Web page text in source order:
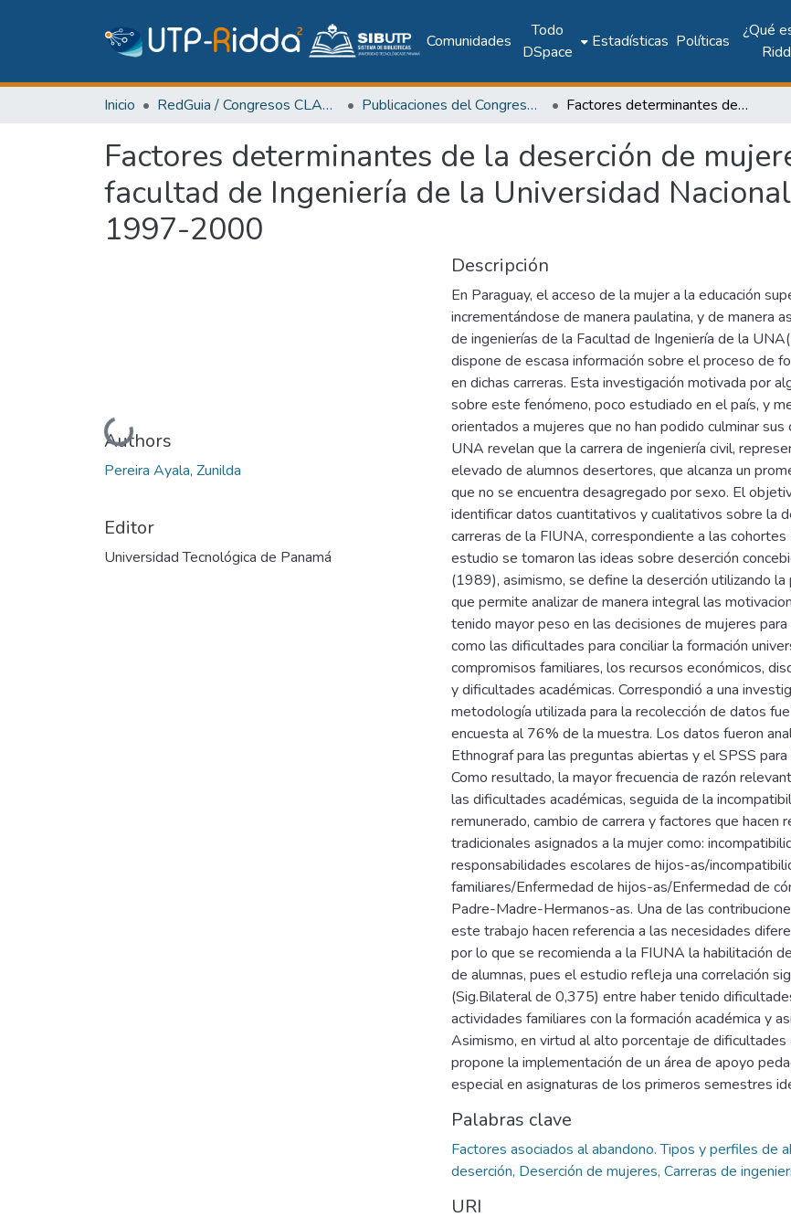
Comunidades
Todo
DSpace
Estadísticas Políticas
¿Qué
Inicio RedGuia / Congresos CLABES Publicaciones del Congreso Internacional CLABES Factores determinantes de la deserción de mujeres en carreras de la facultad de Ingeniería de la Universidad Nacional de Asunción – Fiuna, 1997-2000
Factores determinantes de la deserción de
facultad de Ingeniería de la Universidad
1997-2000
Cargando...
Authors
Pereira Ayala, Zunilda
Editor
Universidad Tecnológica de Panamá
Descripción
En Paraguay, el acceso de la mujer a la educación
incrementándose de manera paulatina, y de manera
de ingenierías de la Facultad de Ingeniería de la
dispone de escasa información sobre el proceso de
en dichas carreras. Esta investigación motivada por
sobre este fenómeno, poco estudiado en el país, y
orientados a mujeres que no han podido culminar sus
UNA revelan que la carrera de ingeniería civil,
elevado de alumnos desertores, que alcanza un
que no se encuentra desagregado por sexo. El
identificar datos cuantitativos y cualitativos sobre la
carreras de la FIUNA, correspondiente a las
estudio se tomaron las ideas sobre deserción
(1989), asimismo, se define la deserción utilizando la
que permite analizar de manera integral las
tenido mayor peso en las decisiones de mujeres para
como las dificultades para conciliar la formación
compromisos familiares, los recursos económicos,
y dificultades académicas. Correspondió a una
metodología utilizada para la recolección de datos
encuesta al 76% de la muestra. Los datos fueron
Ethnograf para las preguntas abiertas y el SPSS
Como resultado, la mayor frecuencia de razón
las dificultades académicas, seguida de la
remunerado, cambio de carrera y factores que hacen
tradicionales asignados a la mujer como:
responsabilidades escolares de hijos-as/
familiares/Enfermedad de hijos-as/Enfermedad de
Padre-Madre-Hermanos-as. Una de las
este trabajo hacen referencia a las necesidades
por lo que se recomienda a la FIUNA la habilitación
de alumnas, pues el estudio refleja una correlación
(Sig.Bilateral de 0,375) entre haber tenido
actividades familiares con la formación académica y
Asimismo, en virtud al alto porcentaje de
propone la implementación de un área de apoyo
especial en asignaturas de los primeros semestres
Palabras clave
Factores asociados al abandono. Tipos y perfiles de
deserción, Deserción de mujeres, Carreras de
URI